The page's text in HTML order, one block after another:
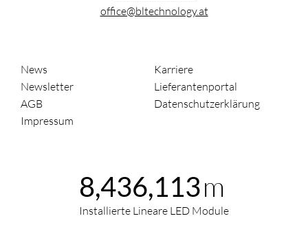
office@bltechnology.at
News
Karriere
Newsletter
Lieferantenportal
AGB
Datenschutzerklärung
Impressum
8,436,113m
Installierte Lineare LED Module